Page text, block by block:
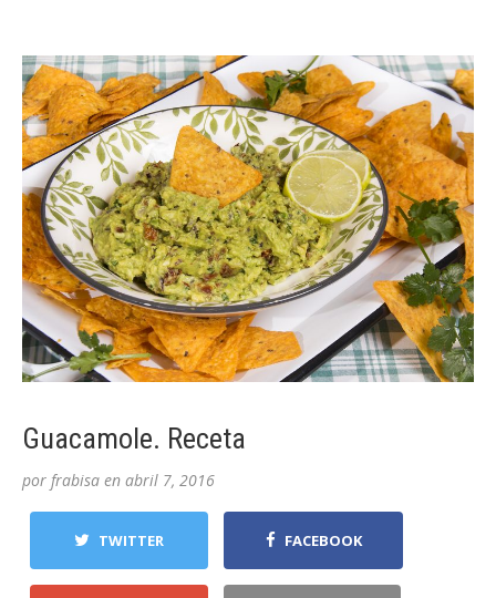
Guacamole. Receta
por frabisa en abril 7, 2016
TWITTER FACEBOOK